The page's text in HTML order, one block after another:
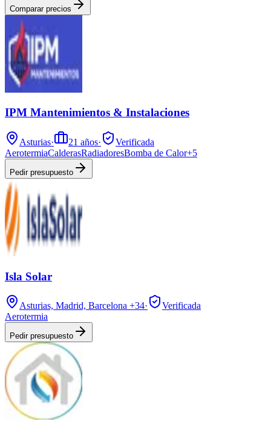
Comparar precios
IPM Mantenimientos & Instalaciones
Asturias· 21 años·
Verificada
AerotermiaCalderasRadiadoresBomba de Calor+5
Pedir presupuesto
Isla Solar
Asturias, Madrid, Barcelona +34·
Verificada
Aerotermia
Pedir presupuesto